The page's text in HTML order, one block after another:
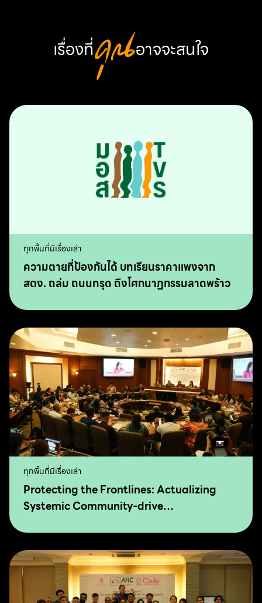
เรื่องที่คุณ อาจจะสนใจ
ทุกพื้นที่มีเรื่องเล่า
ความตายที่ป้องกันได้ บทเรียนราคาแพงจาก
สตง. ถล่ม ถนนทรุด ถึงโศกนาฏกรรมลาดพร้าว
ทุกพื้นที่มีเรื่องเล่า
Protecting the Frontlines: Actualizing
Systemic Community-drive